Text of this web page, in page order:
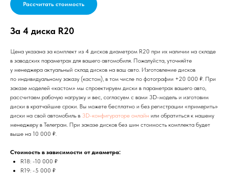
Рассчитать стоимость
За 4 диска R20
Цена указана за комплект из 4 дисков диаметром R20 при их наличии на складе
в заводских параметрах для вашего автомобиля. Пожалуйста, уточняйте
у менеджера актуальный склад дисков на ваш авто. Изготовление дисков
по индивидуальному заказу (кастом), в том числе по фотографии +20 000 ₽. При
заказе моделей «кастом» мы спроектируем диски в параметрах вашего авто,
рассчитаем рабочую нагрузку и вес, согласуем с вами 3D-модель и изготовим
диски в кратчайшие сроки. Вы можете бесплатно и без регистрации «примерить»
диски на свой автомобиль в 3D-конфигураторе онлайн или обратиться к нашему
менеджеру в Телеграм. При заказе дисков без шин стоимость комплекта будет
выше на 10 000 ₽.
Стоимость в зависимости от диаметра:
R18: -10 000 ₽
R19: -5 000 ₽